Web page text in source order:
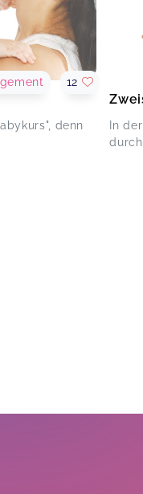
denn
12
In